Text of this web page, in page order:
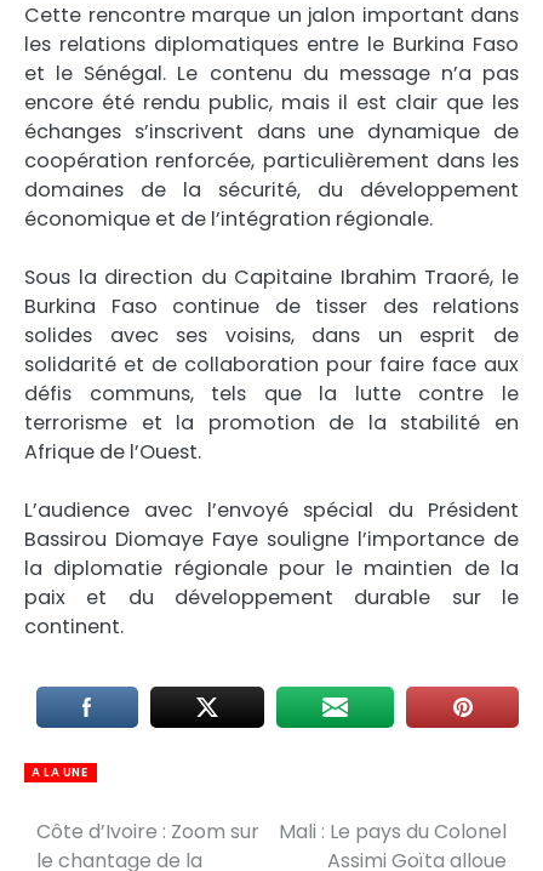
Cette rencontre marque un jalon important dans
les relations diplomatiques entre le Burkina Faso
et le Sénégal. Le contenu du message n’a pas
encore été rendu public, mais il est clair que les
échanges s’inscrivent dans une dynamique de
coopération renforcée, particulièrement dans les
domaines de la sécurité, du développement
économique et de l’intégration régionale.
Sous la direction du Capitaine Ibrahim Traoré, le
Burkina Faso continue de tisser des relations
solides avec ses voisins, dans un esprit de
solidarité et de collaboration pour faire face aux
défis communs, tels que la lutte contre le
terrorisme et la promotion de la stabilité en
Afrique de l’Ouest.
L’audience avec l’envoyé spécial du Président
Bassirou Diomaye Faye souligne l’importance de
la diplomatie régionale pour le maintien de la
paix et du développement durable sur le
continent.
A LA UNE
Navigation
Côte d’Ivoire : Zoom sur
le chantage de la
Mali : Le pays du Colonel
Assimi Goïta alloue